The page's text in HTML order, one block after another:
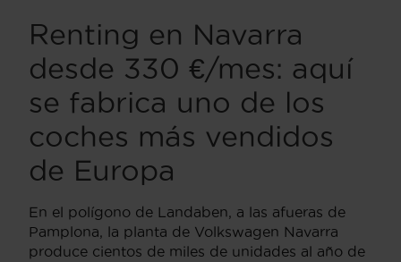
Renting en Navarra
desde 330 €/mes: aquí
se fabrica uno de los
coches más vendidos
de Europa
En el polígono de Landaben, a las afueras de
Pamplona, la planta de Volkswagen Navarra
produce cientos de miles de unidades al año de